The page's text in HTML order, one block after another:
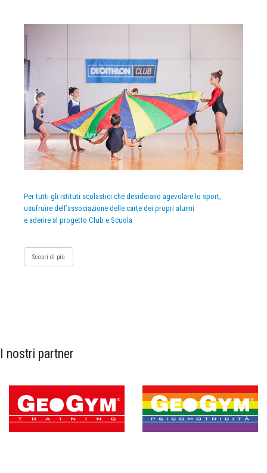
Per tutti gli istituti scolastici che desiderano agevolare lo sport,
usufruire dell’associazione delle carte dei propri alunni
e aderire al progetto Club e Scuola
Scopri di più
I nostri partner